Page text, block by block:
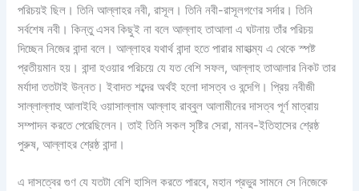
পরিচয়ই ছিল। তিনি আল্লাহর নবী, রাসূল। তিনি নবী-রাসূলগণের সর্দার। তিনি
সর্বশেষ নবী। কিন্তু এসব কিছুই না বলে আল্লাহ তাআলা এ ঘটনায় তাঁর পরিচয়
দিচ্ছেন নিজের বান্দা বলে। আল্লাহর যথার্থ বান্দা হতে পারার মাহাত্ম্য এ থেকে স্পষ্ট
প্রতীয়মান হয়। বান্দা হওয়ার পরিচয়ে যে যত বেশি সফল, আল্লাহ তাআলার নিকট তার
মর্যাদা ততটাই উন্নত। ইবাদত শব্দের অর্থই হলো দাসত্ব ও বন্দেগি। প্রিয় নবীজী
সাল্লাল্লাহু আলাইহি ওয়াসাল্লাম আল্লাহ রাব্বুল আলামীনের দাসত্ব পূর্ণ মাত্রায়
সম্পাদন করতে পেরেছিলেন। তাই তিনি সকল সৃষ্টির সেরা, মানব-ইতিহাসের শ্রেষ্ঠ
পুরুষ, আল্লাহর শ্রেষ্ঠ বান্দা।
এ দাসত্বের গুণ যে যতটা বেশি হাসিল করতে পারবে, মহান প্রভুর সামনে সে নিজেকে